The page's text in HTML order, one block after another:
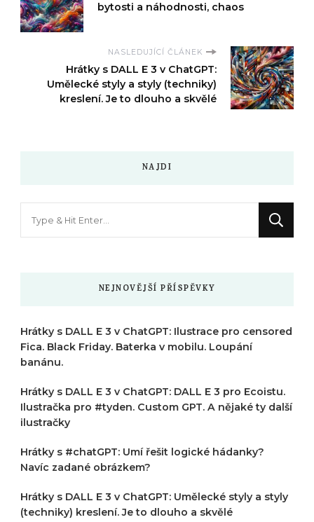
bytosti a náhodnosti, chaos
NASLEDUJÍCÍ ČLÁNEK
Hrátky s DALL E 3 v ChatGPT:
Umělecké styly a styly (techniky)
kreslení. Je to dlouho a skvělé
NAJDI
NEJNOVĚJŠÍ PŘÍSPĚVKY
Hrátky s DALL E 3 v ChatGPT: Ilustrace pro censored
Fica. Black Friday. Baterka v mobilu. Loupání
banánu.
Hrátky s DALL E 3 v ChatGPT: DALL E 3 pro Ecoistu.
Ilustračka pro #tyden. Custom GPT. A nějaké ty další
ilustračky
Hrátky s #chatGPT: Umí řešit logické hádanky?
Navíc zadané obrázkem?
Hrátky s DALL E 3 v ChatGPT: Umělecké styly a styly
(techniky) kreslení. Je to dlouho a skvělé